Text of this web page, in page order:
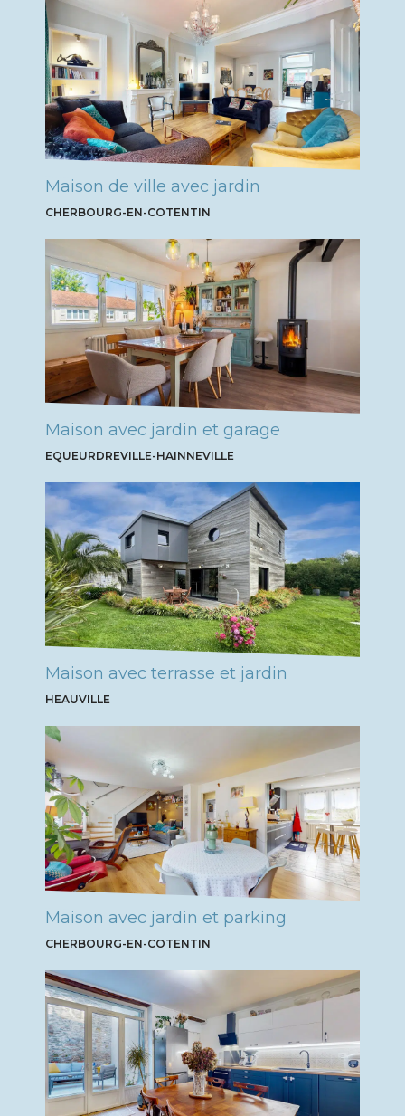
Maison de ville avec jardin
CHERBOURG-EN-COTENTIN
Maison avec jardin et garage
EQUEURDREVILLE-HAINNEVILLE
Maison avec terrasse et jardin
HEAUVILLE
Maison avec jardin et parking
CHERBOURG-EN-COTENTIN